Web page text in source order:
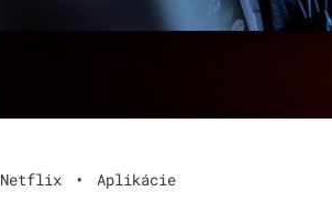
Netflix • Aplikácie